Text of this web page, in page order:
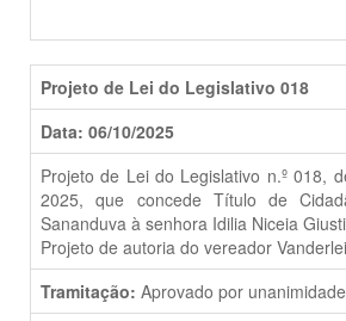
Projeto de Lei do Legislativo 018
Data: 06/10/2025
Projeto de Lei do Legislativo n.º 018,
2025, que concede Título de
Sananduva à senhora Idilia Niceia
Projeto de autoria do vereador
Tramitação: Aprovado por unanimidade